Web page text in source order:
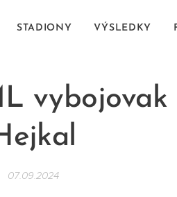
STADIONY VÝSLEDKY
vybojovak
07.09.2024